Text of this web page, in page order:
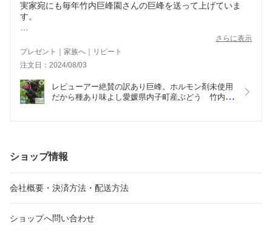
実家宛にも毎年竹内巨峰園さんの巨峰を送って上げていま
す。
お蔭で母も「愛媛県内子町」という地名を覚えたみたいで、
注文をした連絡をすると、「あああの内子町のね」と嬉しそ
うに言ってくれます。
竹内巨峰園さんの巨峰は家庭用/加工用であっても、味は一級
品で、今迄何度も注文していますが、一度たりともハズレだ
ったことがありません。
さらに表示
プレゼント｜家族へ｜リピート
注文日：2024/08/03
レビューアー絶賛の訳あり巨峰。ホルモン剤未使用
だから種あり味よし愛媛県内子町産ぶどう　竹内巨
ショップ情報
会社概要・決済方法・配送方法
ショップへ問い合わせ